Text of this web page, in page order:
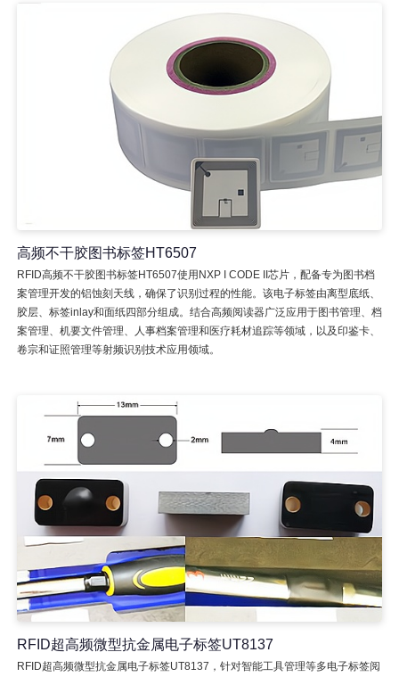
高频不干胶图书标签HT6507
RFID高频不干胶图书标签HT6507使用NXP I CODE II芯片，配备专为图书档
案管理开发的铝蚀刻天线，确保了识别过程的性能。该电子标签由离型底纸、
胶层、标签inlay和面纸四部分组成。结合高频阅读器广泛应用于图书管理、档
案管理、机要文件管理、人事档案管理和医疗耗材追踪等领域，以及印鉴卡、
卷宗和证照管理等射频识别技术应用领域。
RFID超高频微型抗金属电子标签UT8137
RFID超高频微型抗金属电子标签UT8137，针对智能工具管理等多电子标签阅